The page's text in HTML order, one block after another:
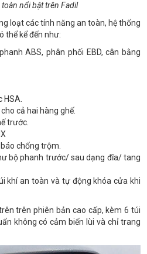
nổi bật trên Fadil
loạt các tính năng an toàn, hệ thống
thể kể đến như:
ABS, phân phối EBD, cân bằng
cả hai hàng ghế.
trước
chống trộm.
bộ phanh trước/ sau dạng đĩa/ tang
khí an toàn và tự động khóa cửa khi
trên phiên bản cao cấp, kèm 6 túi
không có cảm biến lùi và chỉ trang